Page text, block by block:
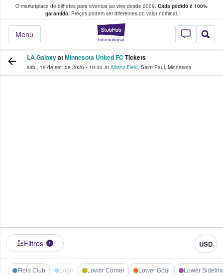
O marketplace de bilhetes para eventos ao vivo desde 2009. Cada pedido é 100%
garantido.Preços podem ser diferentes do valor nominal.
StubHub – onde
Menu
fãs compram e vendem bilhetes
LA GalaxyatMinnesota United FC Tickets
sáb., 19 de set. de 2026 • 19:30 at Allianz Field, Saint Paul, Minnesota
Filtros 1 USD
Field Club Loge Lower Corner Lower Goal Lower